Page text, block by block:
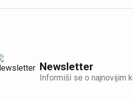
Newsletter
Informiši se o najnovijim